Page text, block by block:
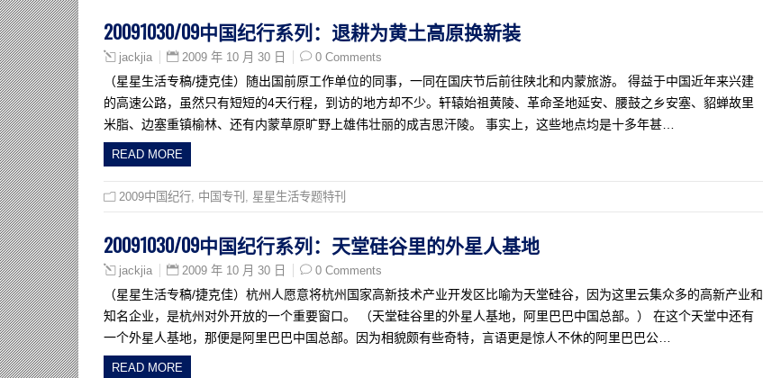
20091030/09中国纪行系列：退耕为黄土高原换新装
jackjia 2009 年 10 月 30 日 0 Comments
（星星生活专稿/捷克佳）随出国前原工作单位的同事，一同在国庆节后前往陕北和内蒙旅游。 得益于中国近年来兴建
的高速公路，虽然只有短短的4天行程，到访的地方却不少。轩辕始祖黄陵、革命圣地延安、腰鼓之乡安塞、貂蝉故里
米脂、边塞重镇榆林、还有内蒙草原旷野上雄伟壮丽的成吉思汗陵。 事实上，这些地点均是十多年甚…
READ MORE
2009中国纪行 中国专刊 星星生活专题特刊
20091030/09中国纪行系列：天堂硅谷里的外星人基地
jackjia 2009 年 10 月 30 日 0 Comments
（星星生活专稿/捷克佳）杭州人愿意将杭州国家高新技术产业开发区比喻为天堂硅谷，因为这里云集众多的高新产业和
知名企业，是杭州对外开放的一个重要窗口。 （天堂硅谷里的外星人基地，阿里巴巴中国总部。） 在这个天堂中还有
一个外星人基地，那便是阿里巴巴中国总部。因为相貌颇有些奇特，言语更是惊人不休的阿里巴巴公…
READ MORE